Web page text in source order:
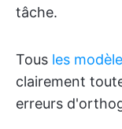
tâche.
Tous les
clairement
erreurs